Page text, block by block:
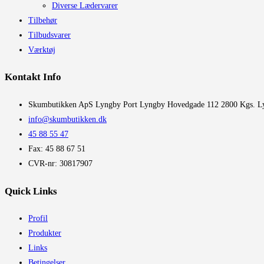
Diverse Lædervarer
Tilbehør
Tilbudsvarer
Værktøj
Kontakt Info
​Skumbutikken ApS Lyngby Port Lyngby Hovedgade 112 2800 Kgs.
info@skumbutikken.dk
45 88 55 47
Fax: 45 88 67 51
CVR-nr: 30817907
Quick Links
Profil
Produkter
Links